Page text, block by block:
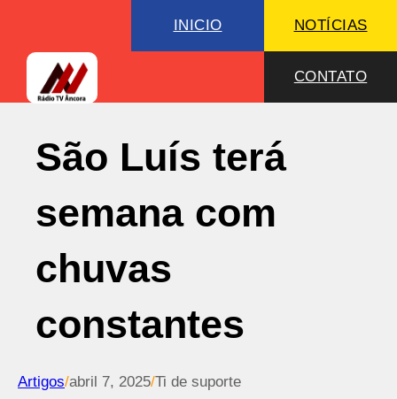
INICIO NOTÍCIAS
CONTATO
São Luís terá
semana com
chuvas
constantes
Artigos/abril 7, 2025/Ti de suporte